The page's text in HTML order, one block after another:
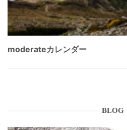
moderateカレンダー
BLOG